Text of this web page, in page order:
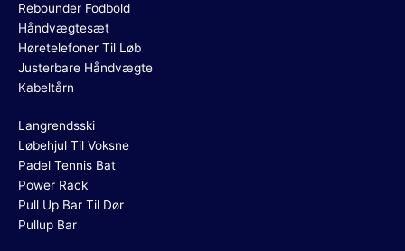
Rebounder Fodbold
Håndvægtesæt
Høretelefoner Til Løb
Justerbare Håndvægte
Kabeltårn
Langrendsski
Løbehjul Til Voksne
Padel Tennis Bat
Power Rack
Pull Up Bar Til Dør
Pullup Bar